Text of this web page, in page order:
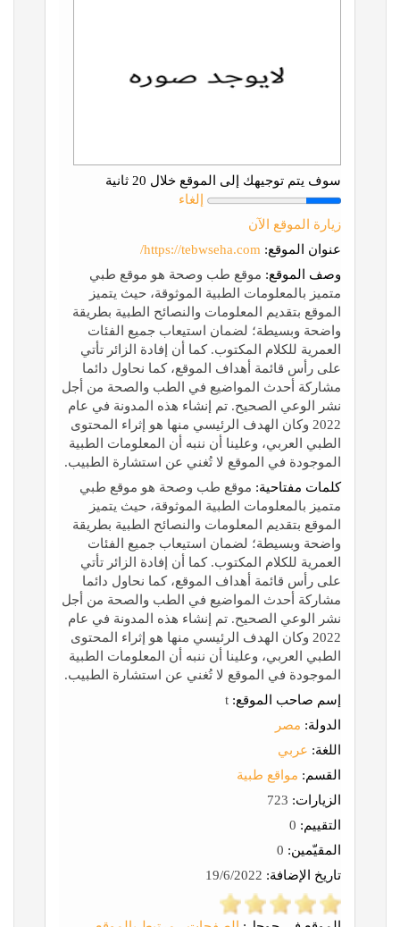
سوف يتم توجيهك إلى الموقع خلال 20 ثانية
إلغاء
زيارة الموقع الآن
عنوان الموقع: https://tebwseha.com/
وصف الموقع: موقع طب وصحة هو موقع طبي
متميز بالمعلومات الطبية الموثوقة، حيث يتميز
الموقع بتقديم المعلومات والنصائح الطبية بطريقة
واضحة وبسيطة؛ لضمان استيعاب جميع الفئات
العمرية للكلام المكتوب. كما أن إفادة الزائر تأتي
على رأس قائمة أهداف الموقع، كما نحاول دائما
مشاركة أحدث المواضيع في الطب والصحة من أجل
نشر الوعي الصحيح. تم إنشاء هذه المدونة في عام
2022 وكان الهدف الرئيسي منها هو إثراء المحتوى
الطبي العربي، وعلينا أن ننبه أن المعلومات الطبية
الموجودة في الموقع لا تُغني عن استشارة الطبيب.
كلمات مفتاحية: موقع طب وصحة هو موقع طبي
متميز بالمعلومات الطبية الموثوقة، حيث يتميز
الموقع بتقديم المعلومات والنصائح الطبية بطريقة
واضحة وبسيطة؛ لضمان استيعاب جميع الفئات
العمرية للكلام المكتوب. كما أن إفادة الزائر تأتي
على رأس قائمة أهداف الموقع، كما نحاول دائما
مشاركة أحدث المواضيع في الطب والصحة من أجل
نشر الوعي الصحيح. تم إنشاء هذه المدونة في عام
2022 وكان الهدف الرئيسي منها هو إثراء المحتوى
الطبي العربي، وعلينا أن ننبه أن المعلومات الطبية
الموجودة في الموقع لا تُغني عن استشارة الطبيب.
إسم صاحب الموقع:
الدولة: مصر
اللغة: عربي
القسم: مواقع طبية
الزيارات:
التقييم:
المقيّمين:
تاريخ الإضافة: